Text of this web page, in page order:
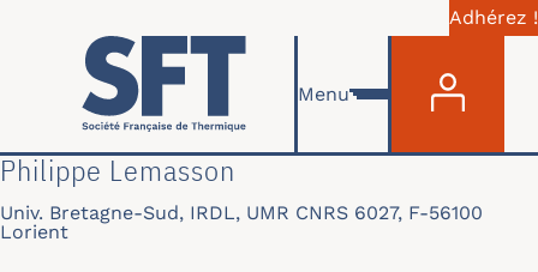
Aller au contenu principal
Adhérez !
Menu
Philippe Lemasson
Univ. Bretagne-Sud, IRDL, UMR CNRS 6027, F-56100
Lorient